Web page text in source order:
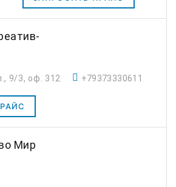
9/3, оф. 312 +79373330611
Мир